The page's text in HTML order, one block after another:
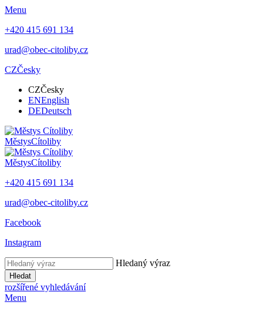
Menu
+420 415 691 134
urad@obec-citoliby.cz
CZČesky
CZČesky
ENEnglish
DEDeutsch
MěstysCítoliby
MěstysCítoliby
+420 415 691 134
urad@obec-citoliby.cz
Facebook
Instagram
Hledaný výraz
Hledat
rozšířené vyhledávání
Menu